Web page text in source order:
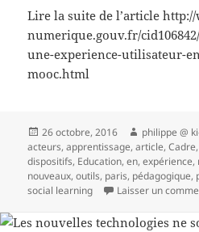
Lire la suite de l’article
numerique.gouv.fr/
une-experience-utilisateur-
mooc.html
Publié
le
26 octobre, 2016 Auteur
philippe @
acteurs,apprentissage,article,Cadre
dispositifs, Education,en,expérience,
nouveaux,outils, paris, pédagogique,
social learning
Laisser un